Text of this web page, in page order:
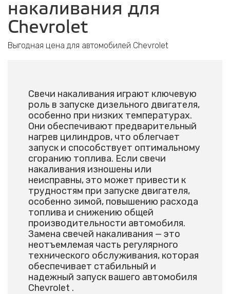
накаливания для
Chevrolet
Выгодная цена для автомобилей Chevrolet
Свечи накаливания играют ключевую
роль в запуске дизельного двигателя,
особенно при низких температурах.
Они обеспечивают предварительный
нагрев цилиндров, что облегчает
запуск и способствует оптимальному
сгоранию топлива. Если свечи
накаливания изношены или
неисправны, это может привести к
трудностям при запуске двигателя,
особенно зимой, повышению расхода
топлива и снижению общей
производительности автомобиля.
Замена свечей накаливания — это
неотъемлемая часть регулярного
технического обслуживания, которая
обеспечивает стабильный и
надежный запуск вашего автомобиля
Chevrolet .